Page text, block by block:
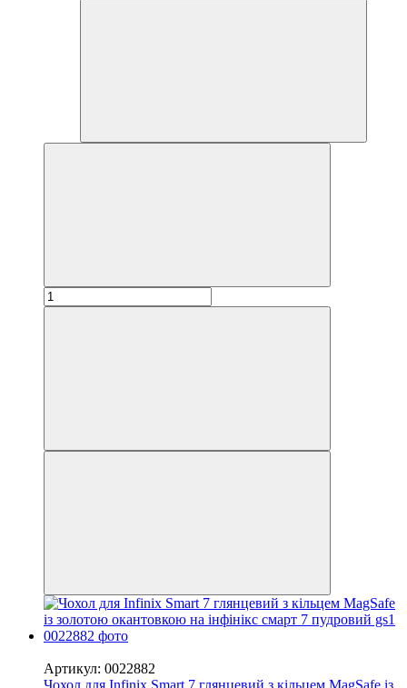
Артикул: 0022882
Чохол для Infinix Smart 7 глянцевий з кільцем MagSafe із